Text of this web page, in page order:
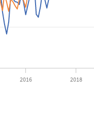
2016 2018